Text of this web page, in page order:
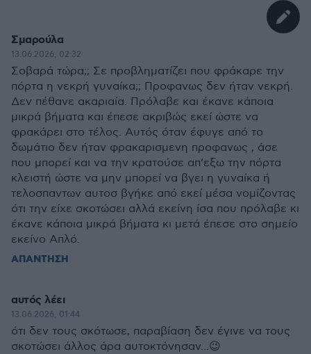
Σμαρούλα
13.06.2026, 02:32
Σοβαρά τώρα;; Σε προβληματίζει που φράκαρε την
πόρτα η νεκρή γυναίκα;; Προφανως δεν ήταν νεκρή.
Δεν πέθανε ακαριαία. Πρόλαβε και έκανε κάποια
μικρά βήματα και έπεσε ακριβώς εκεί ώστε να
φρακάρει στο τέλος. Αυτός όταν έφυγε από το
δωμάτιο δεν ήταν φρακαρισμενη προφανως , άσε
που μπορεί και να την κρατούσε απ’εξω την πόρτα
κλειστή ώστε να μην μπορεί να βγει η γυναίκα ή
τελοσπαντων αυτοσ βγήκε από εκεί μέσα νομίζοντας
ότι την είχε σκοτώσει αλλά εκείνη ίσα που πρόλαβε κι
έκανε κάποια μικρά βήματα κι μετά έπεσε στο σημείο
εκείνο Απλό.
ΑΠΑΝΤΗΣΗ
αυτός λέει
13.06.2026, 01:44
ότι δεν τους σκότωσε, παραβίαση δεν έγινε να τους
σκοτώσει άλλος άρα αυτοκτόνησαν...😉